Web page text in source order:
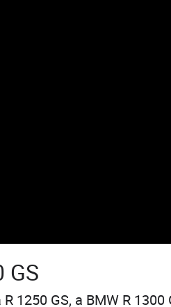
GS
1250 GS, a BMW R 1300